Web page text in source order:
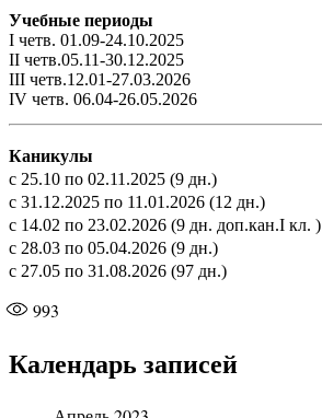
Учебные периоды
I четв. 01.09-24.10.2025
II четв.05.11-30.12.2025
III четв.12.01-27.03.2026
IV четв. 06.04-26.05.2026
Каникулы
с 25.10 по 02.11.2025 (9 дн.)
с 31.12.2025 по 11.01.2026 (12 дн.)
с 14.02 по 23.02.2026 (9 дн. доп.кан.I кл. )
с 28.03 по 05.04.2026 (9 дн.)
с 27.05 по 31.08.2026 (97 дн.)
993
Календарь записей